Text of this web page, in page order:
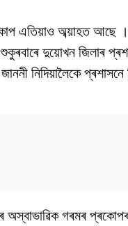
এতিয়াও অব্য়াহত আছে
দুয়োখন জিলাৰ
নিদিয়ালৈকে প্ৰশাসনে
গৰমৰ